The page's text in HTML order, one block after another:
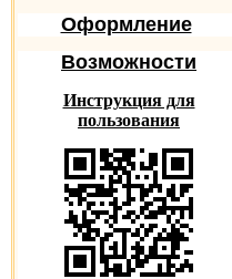
Оформление
Возможности
Инструкция для
пользования